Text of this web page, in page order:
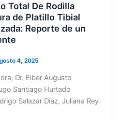
Total De Rodilla
de Platillo Tibial
Reporte de un
4, 2025
Dr. Eiber Augusto
Santiago Hurtado
Salazar Díaz, Juliana Rey